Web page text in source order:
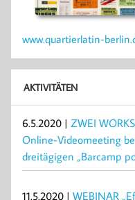
www.quartierlatin-
AKTIVITÄTEN
6.5.2020 | ZWEI
Online-Videomeeting
dreitägigen „Barcamp
11.5.2020 | WEBINAR